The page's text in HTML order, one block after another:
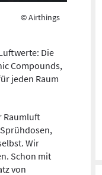
© Airthings
Die
Compounds,
jeden Raum
Raumluft
Wir
Schon mit
von